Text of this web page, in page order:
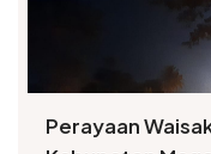
Perayaan